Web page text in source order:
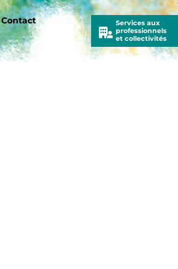
Contact
Icon
label
Services aux
professionnels
et collectivités